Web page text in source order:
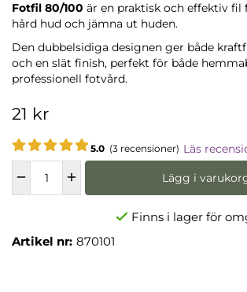
Fotfil 80/100 är en praktisk och effektiv
hård hud och jämna ut huden.
Den dubbelsidiga designen ger både
och en slät finish, perfekt för både
professionell fotvård.
21 kr
5.0 (3 recensioner) Läs
Lägg i
Finns i lager för
Artikel nr: 870101